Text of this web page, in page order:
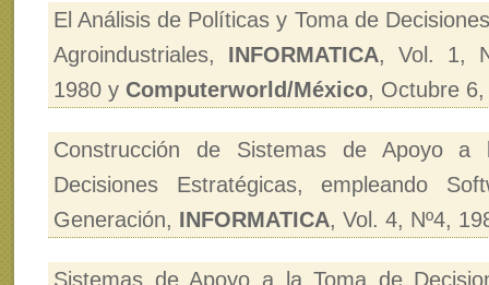
El Análisis de Políticas y Toma de
Agroindustriales, INFORMATICA, Vol. 1,
1980 y Computerworld/México, Octubre
Construcción de Sistemas de Apoyo a
Decisiones Estratégicas, empleando
Generación, INFORMATICA, Vol. 4, Nº4,
Sistemas de Apoyo a la Toma de